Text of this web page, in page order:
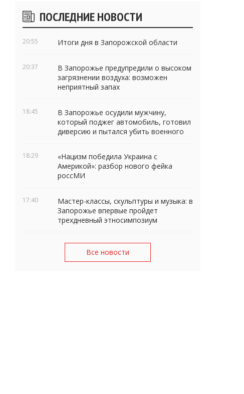
Боковые
виджеты
ПОСЛЕДНИЕ НОВОСТИ
20:55 Итоги дня в Запорожской области
20:37
В Запорожье предупредили о высоком
загрязнении воздуха: возможен
неприятный запах
18:45
В Запорожье осудили мужчину,
который поджег автомобиль, готовил
диверсию и пытался убить военного
18:29
«Нацизм победила Украина с
Америкой»: разбор нового фейка
россМИ
17:40
Мастер-классы, скульптуры и музыка: в
Запорожье впервые пройдет
трехдневный этносимпозиум
Все новости